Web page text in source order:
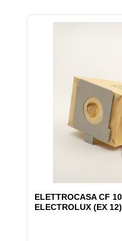
ELETTROCASA CF
ELECTROLUX (EX 12)